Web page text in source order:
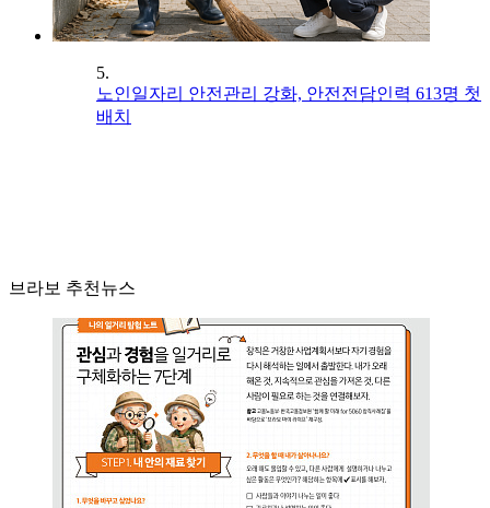
5.
노인일자리 안전관리 강화, 안전전담인력 613명 첫
배치
브라보 추천뉴스